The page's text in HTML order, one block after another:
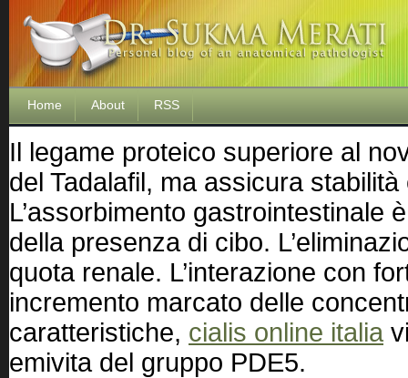
Home About RSS
Il legame proteico superiore al
del Tadalafil, ma assicura
L’assorbimento gastrointestinale
della presenza di cibo.
quota renale. L’interazione con
incremento marcato delle
caratteristiche, cialis online italia
emivita del gruppo PDE5.